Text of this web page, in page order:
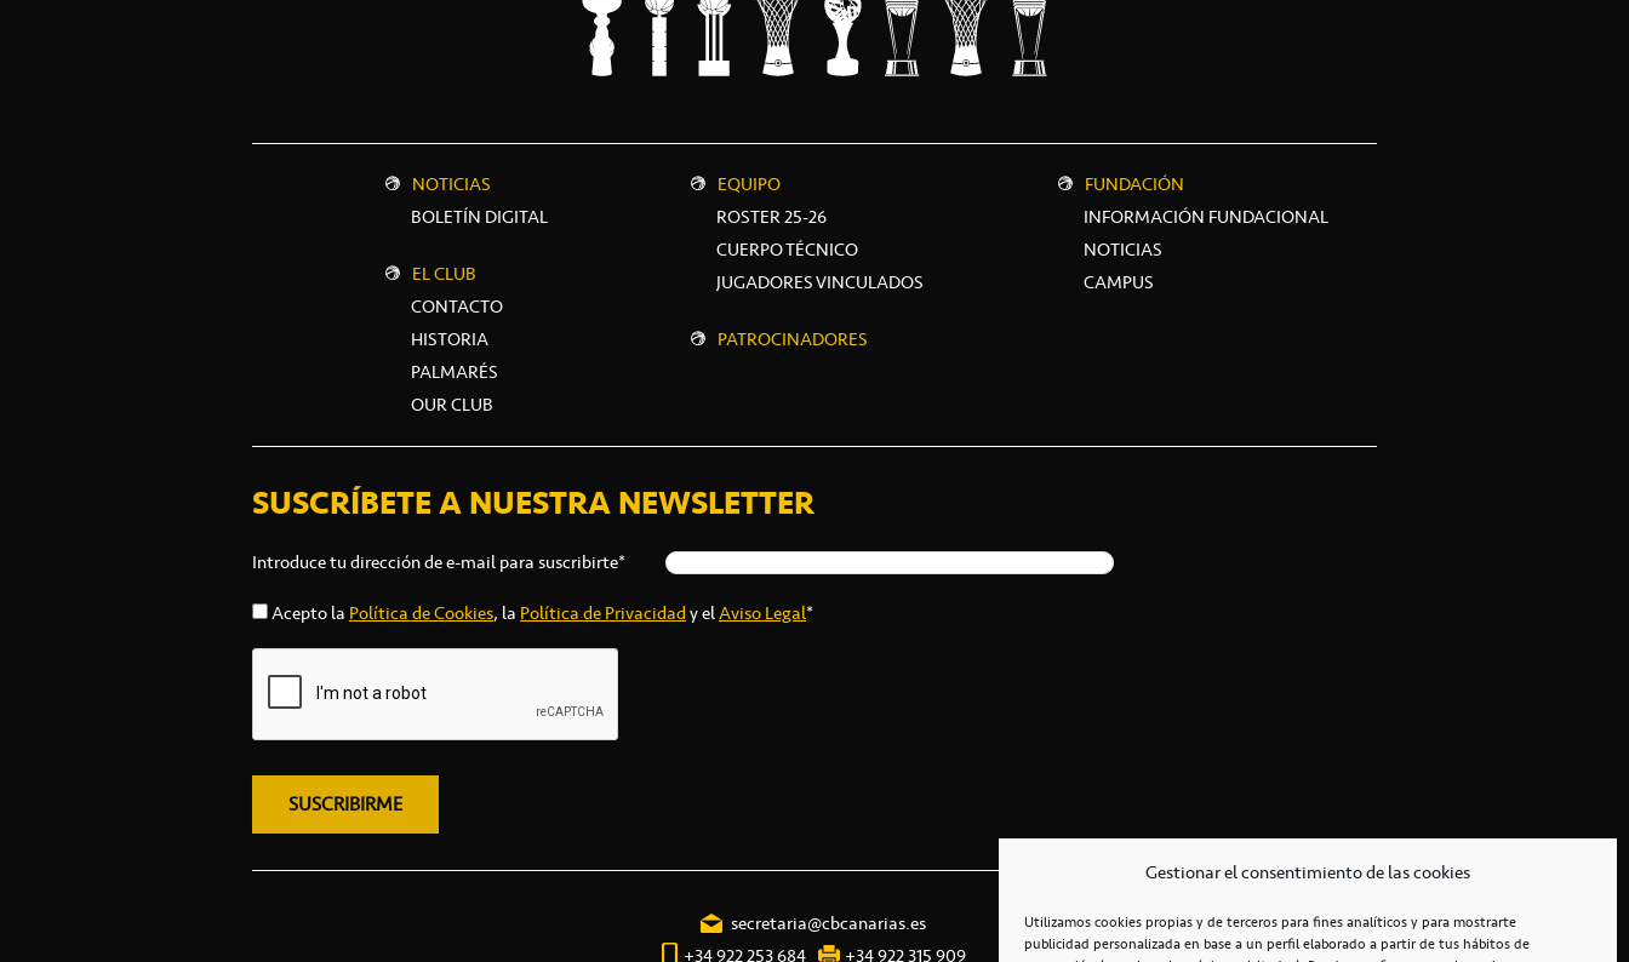
Gestionar el consentimiento de las cookies
Utilizamos cookies propias y de terceros para fines analíticos y para mostrarte
publicidad personalizada en base a un perfil elaborado a partir de tus hábitos de
NOTICIAS
BOLETÍN DIGITAL
EL CLUB
CONTACTO
HISTORIA
PALMARÉS
OUR CLUB
EQUIPO
ROSTER 25-26
CUERPO TÉCNICO
JUGADORES VINCULADOS
PATROCINADORES
FUNDACIÓN
INFORMACIÓN FUNDACIONAL
NOTICIAS
CAMPUS
SUSCRÍBETE A NUESTRA NEWSLETTER
Introduce tu dirección de e-mail para suscribirte*
Acepto laPolítica de Cookies, laPolítica de Privacidady elAviso Legal*
secretaria@cbcanarias.es
+34 922 253 684
+34 922 315 909